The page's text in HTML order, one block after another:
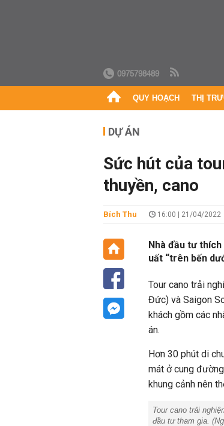
0975798489
QUY HOẠCH THỊ
DỰ ÁN
Sức hút của
thuyền, cano
Bích Thu 16:00 | 21/04/2022
Nhà đầu tư
uất “trên bến
Tour cano trải
Đức) và Saigon
khách gồm các
án.
Hơn 30 phút di
mát ở cung
khung cảnh nên
Tour cano trải
đầu tư tham gia.